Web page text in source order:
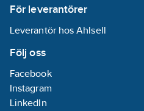
För leverantörer
Leverantör hos Ahlsell
Följ oss
Facebook
Instagram
LinkedIn